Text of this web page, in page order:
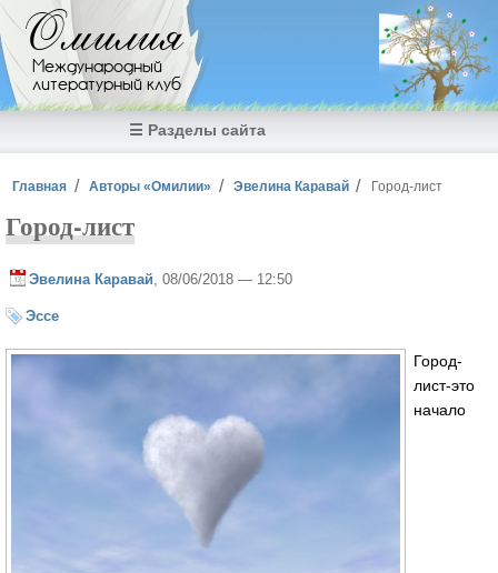
Перейти к основному содержанию
Омилия
Международный
литературный клуб
☰ Разделы сайта
Вы здесь
Главная Авторы «Омилии» Эвелина Каравай Город-лист
Город-лист
Эвелина Каравай , 08/06/2018 — 12:50
Эссе
Город-
лист-это
начало